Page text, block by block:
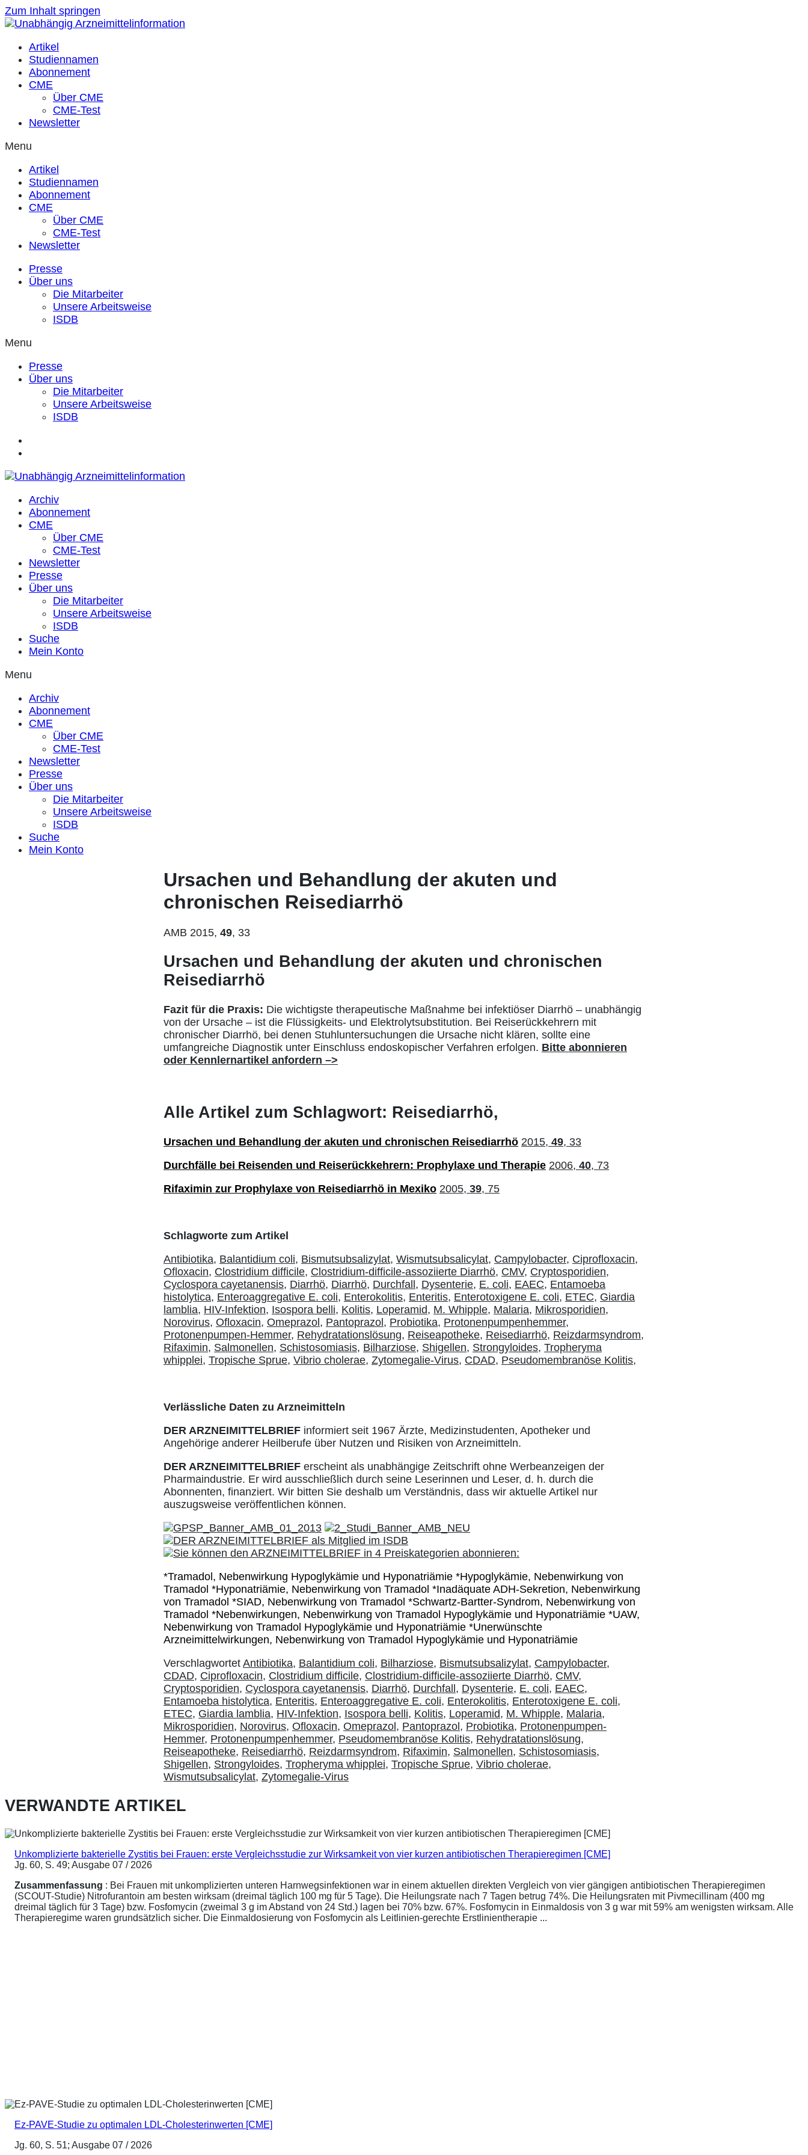
Zum Inhalt springen
Artikel
Studiennamen
Abonnement
CME
Über CME
CME-Test
Newsletter
Menu
Artikel
Studiennamen
Abonnement
CME
Über CME
CME-Test
Newsletter
Presse
Über uns
Die Mitarbeiter
Unsere Arbeitsweise
ISDB
Menu
Presse
Über uns
Die Mitarbeiter
Unsere Arbeitsweise
ISDB
Archiv
Abonnement
CME
Über CME
CME-Test
Newsletter
Presse
Über uns
Die Mitarbeiter
Unsere Arbeitsweise
ISDB
Suche
Mein Konto
Menu
Archiv
Abonnement
CME
Über CME
CME-Test
Newsletter
Presse
Über uns
Die Mitarbeiter
Unsere Arbeitsweise
ISDB
Suche
Mein Konto
Ursachen und Behandlung der akuten und
chronischen Reisediarrhö
AMB 2015, 49, 33
Ursachen und Behandlung der akuten und chronischen
Reisediarrhö
Fazit für die Praxis: Die wichtigste therapeutische Maßnahme bei infektiöser Diarrhö – unabhängig
von der Ursache – ist die Flüssigkeits- und Elektrolytsubstitution. Bei Reiserückkehrern mit
chronischer Diarrhö, bei denen Stuhluntersuchungen die Ursache nicht klären, sollte eine
umfangreiche Diagnostik unter Einschluss endoskopischer Verfahren erfolgen. Bitte abonnieren
oder Kennlernartikel anfordern –>
Alle Artikel zum Schlagwort: Reisediarrhö,
Ursachen und Behandlung der akuten und chronischen Reisediarrhö 2015, 49, 33
Durchfälle bei Reisenden und Reiserückkehrern: Prophylaxe und Therapie 2006, 40, 73
Rifaximin zur Prophylaxe von Reisediarrhö in Mexiko 2005, 39, 75
Schlagworte zum Artikel
Antibiotika, Balantidium coli, Bismutsubsalizylat, Wismutsubsalicylat, Campylobacter, Ciprofloxacin,
Ofloxacin, Clostridium difficile, Clostridium-difficile-assoziierte Diarrhö, CMV, Cryptosporidien,
Cyclospora cayetanensis, Diarrhö, Diarrhö, Durchfall, Dysenterie, E. coli, EAEC, Entamoeba
histolytica, Enteroaggregative E. coli, Enterokolitis, Enteritis, Enterotoxigene E. coli, ETEC, Giardia
lamblia, HIV-Infektion, Isospora belli, Kolitis, Loperamid, M. Whipple, Malaria, Mikrosporidien,
Norovirus, Ofloxacin, Omeprazol, Pantoprazol, Probiotika, Protonenpumpenhemmer,
Protonenpumpen-Hemmer, Rehydratationslösung, Reiseapotheke, Reisediarrhö, Reizdarmsyndrom,
Rifaximin, Salmonellen, Schistosomiasis, Bilharziose, Shigellen, Strongyloides, Tropheryma
whipplei, Tropische Sprue, Vibrio cholerae, Zytomegalie-Virus, CDAD, Pseudomembranöse Kolitis,
Verlässliche Daten zu Arzneimitteln
DER ARZNEIMITTELBRIEF informiert seit 1967 Ärzte, Medizinstudenten, Apotheker und
Angehörige anderer Heilberufe über Nutzen und Risiken von Arzneimitteln.
DER ARZNEIMITTELBRIEF erscheint als unabhängige Zeitschrift ohne Werbeanzeigen der
Pharmaindustrie. Er wird ausschließlich durch seine Leserinnen und Leser, d. h. durch die
Abonnenten, finanziert. Wir bitten Sie deshalb um Verständnis, dass wir aktuelle Artikel nur
auszugsweise veröffentlichen können.
*Tramadol, Nebenwirkung Hypoglykämie und Hyponatriämie *Hypoglykämie, Nebenwirkung von
Tramadol *Hyponatriämie, Nebenwirkung von Tramadol *Inadäquate ADH-Sekretion, Nebenwirkung
von Tramadol *SIAD, Nebenwirkung von Tramadol *Schwartz-Bartter-Syndrom, Nebenwirkung von
Tramadol *Nebenwirkungen, Nebenwirkung von Tramadol Hypoglykämie und Hyponatriämie *UAW,
Nebenwirkung von Tramadol Hypoglykämie und Hyponatriämie *Unerwünschte
Arzneimittelwirkungen, Nebenwirkung von Tramadol Hypoglykämie und Hyponatriämie
Verschlagwortet Antibiotika, Balantidium coli, Bilharziose, Bismutsubsalizylat, Campylobacter,
CDAD, Ciprofloxacin, Clostridium difficile, Clostridium-difficile-assoziierte Diarrhö, CMV,
Cryptosporidien, Cyclospora cayetanensis, Diarrhö, Durchfall, Dysenterie, E. coli, EAEC,
Entamoeba histolytica, Enteritis, Enteroaggregative E. coli, Enterokolitis, Enterotoxigene E. coli,
ETEC, Giardia lamblia, HIV-Infektion, Isospora belli, Kolitis, Loperamid, M. Whipple, Malaria,
Mikrosporidien, Norovirus, Ofloxacin, Omeprazol, Pantoprazol, Probiotika, Protonenpumpen-
Hemmer, Protonenpumpenhemmer, Pseudomembranöse Kolitis, Rehydratationslösung,
Reiseapotheke, Reisediarrhö, Reizdarmsyndrom, Rifaximin, Salmonellen, Schistosomiasis,
Shigellen, Strongyloides, Tropheryma whipplei, Tropische Sprue, Vibrio cholerae,
Wismutsubsalicylat, Zytomegalie-Virus
VERWANDTE ARTIKEL
Unkomplizierte bakterielle Zystitis bei Frauen: erste Vergleichsstudie zur Wirksamkeit von vier kurzen antibiotischen Therapieregimen [CME]
Jg. 60, S. 49; Ausgabe 07 / 2026
Zusammenfassung : Bei Frauen mit unkomplizierten unteren Harnwegsinfektionen war in einem aktuellen direkten Vergleich von vier gängigen antibiotischen Therapieregimen
(SCOUT-Studie) Nitrofurantoin am besten wirksam (dreimal täglich 100 mg für 5 Tage). Die Heilungsrate nach 7 Tagen betrug 74%. Die Heilungsraten mit Pivmecillinam (400 mg
dreimal täglich für 3 Tage) bzw. Fosfomycin (zweimal 3 g im Abstand von 24 Std.) lagen bei 70% bzw. 67%. Fosfomycin in Einmaldosis von 3 g war mit 59% am wenigsten wirksam. Alle
Therapieregime waren grundsätzlich sicher. Die Einmaldosierung von Fosfomycin als Leitlinien-gerechte Erstlinientherapie ...
Ez-PAVE-Studie zu optimalen LDL-Cholesterinwerten [CME]
Jg. 60, S. 51; Ausgabe 07 / 2026